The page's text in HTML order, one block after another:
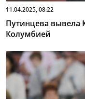
11.04.2025, 08:22
Путинцева вывела
Колумбией